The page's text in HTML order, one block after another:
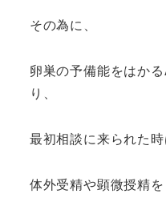
その為に、
卵巣の予備能をはか
り、
最初相談に来られた時
体外受精や顕微授精を